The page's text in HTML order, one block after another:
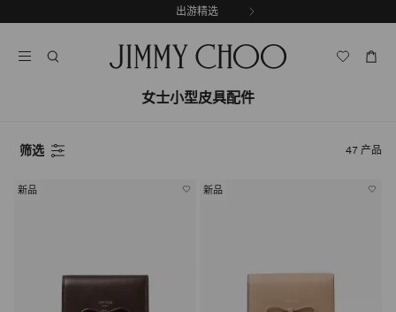
至
出游精选
女士小型皮具配件
筛选 47 产品
新品 新品